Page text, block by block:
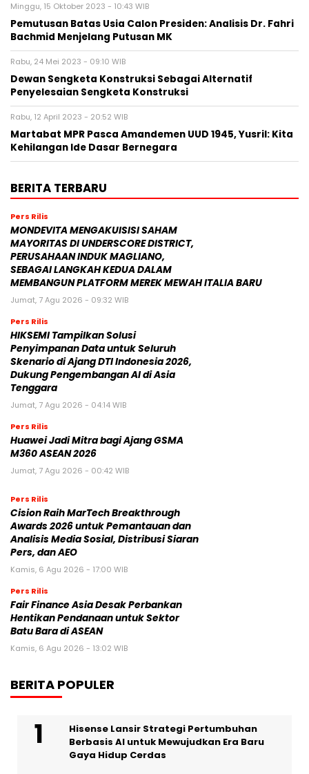
Minggu, 15 Oktober 2023 - 10:43 WIB
Pemutusan Batas Usia Calon Presiden: Analisis Dr. Fahri
Bachmid Menjelang Putusan MK
Rabu, 24 Mei 2023 - 09:10 WIB
Dewan Sengketa Konstruksi Sebagai Alternatif
Penyelesaian Sengketa Konstruksi
Rabu, 12 April 2023 - 20:52 WIB
Martabat MPR Pasca Amandemen UUD 1945, Yusril: Kita
Kehilangan Ide Dasar Bernegara
BERITA TERBARU
Pers Rilis
MONDEVITA MENGAKUISISI SAHAM
MAYORITAS DI UNDERSCORE DISTRICT,
PERUSAHAAN INDUK MAGLIANO,
SEBAGAI LANGKAH KEDUA DALAM
MEMBANGUN PLATFORM MEREK MEWAH ITALIA BARU
Jumat, 7 Agu 2026 - 09:32 WIB
Pers Rilis
HIKSEMI Tampilkan Solusi
Penyimpanan Data untuk Seluruh
Skenario di Ajang DTI Indonesia 2026,
Dukung Pengembangan AI di Asia
Tenggara
Jumat, 7 Agu 2026 - 04:14 WIB
Pers Rilis
Huawei Jadi Mitra bagi Ajang GSMA
M360 ASEAN 2026
Jumat, 7 Agu 2026 - 00:42 WIB
Pers Rilis
Cision Raih MarTech Breakthrough
Awards 2026 untuk Pemantauan dan
Analisis Media Sosial, Distribusi Siaran
Pers, dan AEO
Kamis, 6 Agu 2026 - 17:00 WIB
Pers Rilis
Fair Finance Asia Desak Perbankan
Hentikan Pendanaan untuk Sektor
Batu Bara di ASEAN
Kamis, 6 Agu 2026 - 13:02 WIB
BERITA POPULER
Hisense Lansir Strategi Pertumbuhan
Berbasis AI untuk Mewujudkan Era Baru
Gaya Hidup Cerdas